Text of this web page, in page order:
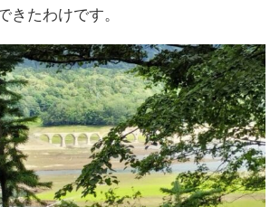
きたわけです。